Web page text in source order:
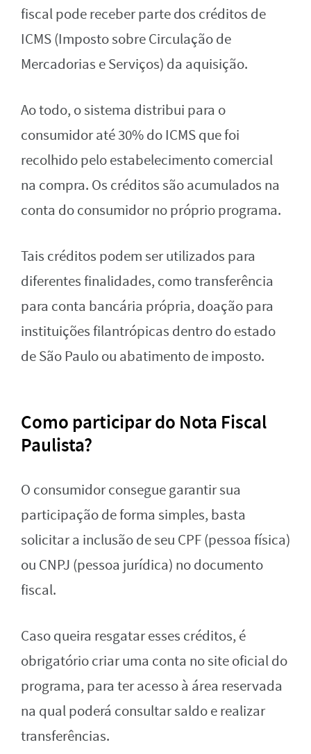
fiscal pode receber parte dos créditos de
ICMS (Imposto sobre Circulação de
Mercadorias e Serviços) da aquisição.
Ao todo, o sistema distribui para o
consumidor até 30% do ICMS que foi
recolhido pelo estabelecimento comercial
na compra. Os créditos são acumulados na
conta do consumidor no próprio programa.
Tais créditos podem ser utilizados para
diferentes finalidades, como transferência
para conta bancária própria, doação para
instituições filantrópicas dentro do estado
de São Paulo ou abatimento de imposto.
Como participar do Nota Fiscal
Paulista?
O consumidor consegue garantir sua
participação de forma simples, basta
solicitar a inclusão de seu CPF (pessoa física)
ou CNPJ (pessoa jurídica) no documento
fiscal.
Caso queira resgatar esses créditos, é
obrigatório criar uma conta no site oficial do
programa, para ter acesso à área reservada
na qual poderá consultar saldo e realizar
transferências.